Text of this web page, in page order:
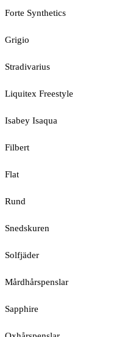
Forte Synthetics
Grigio
Stradivarius
Liquitex Freestyle
Isabey Isaqua
Filbert
Flat
Rund
Snedskuren
Solfjäder
Mårdhårspenslar
Sapphire